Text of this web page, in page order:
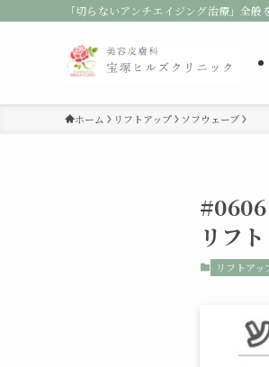
「切らないアンチエイジング治療」全般
ホーム リフトアップ ソフウェーブ
#0606
リフ
リフトアッ